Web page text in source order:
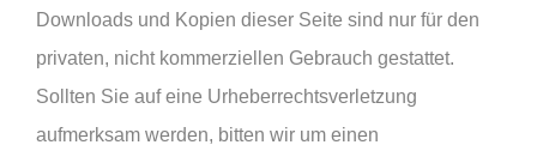
Downloads und Kopien dieser Seite sind nur für den
privaten, nicht kommerziellen Gebrauch gestattet.
Sollten Sie auf eine Urheberrechtsverletzung
aufmerksam werden, bitten wir um einen